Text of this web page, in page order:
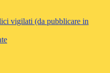
vigilati (da pubblicare in